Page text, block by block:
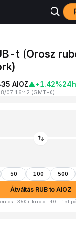
t (Orosz
AIOZ▲+1.42%24h
07 16:42 (GMT+0)
50 100 500
Átváltás RUB to AIOZ
· 350+ kripto · 40+ fiat